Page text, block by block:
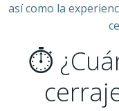
así como la
⏱